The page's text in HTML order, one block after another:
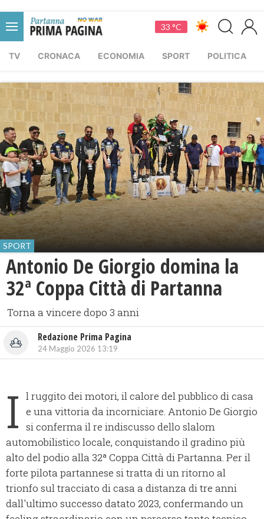
33 °C
TV CRONACA ECONOMIA SPORT POLITICA
SPORT
Antonio De Giorgio domina la
32ª Coppa Città di Partanna
Torna a vincere dopo 3 anni
Redazione Prima Pagina
24 Maggio 2026 13:19
I l ruggito dei motori, il calore del pubblico di casa
e una vittoria da incorniciare. Antonio De Giorgio
si conferma il re indiscusso dello slalom
automobilistico locale, conquistando il gradino più
alto del podio alla 32ª Coppa Città di Partanna. Per il
forte pilota partannese si tratta di un ritorno al
trionfo sul tracciato di casa a distanza di tre anni
dall'ultimo successo datato 2023, confermando un